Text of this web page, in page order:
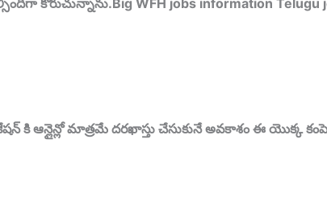
కోరుచున్నాను.Big WFH jobs information Telugu
కి ఆన్లైన్లో మాత్రమే దరఖాస్తు చేసుకునే అవకాశం ఈ యొక్క